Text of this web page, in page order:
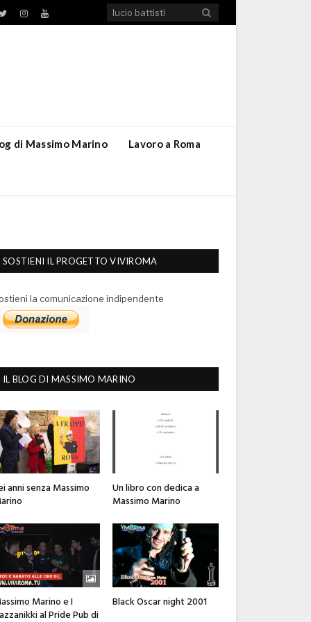
TwitterInstagramYouTube
di Massimo Marino Lavoro a Roma
SOSTIENI IL PROGETTO VIVIROMA
la comunicazione indipendente
IL BLOG DI MASSIMO MARINO
anni senza Massimo
Un libro con dedica a
Massimo Marino
Marino e I
al Pride Pub di
Black Oscar night 2001